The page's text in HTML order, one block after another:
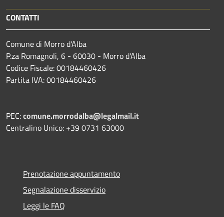
CONTATTI
Comune di Morro d'Alba
P.za Romagnoli, 6 - 60030 - Morro d'Alba
Codice Fiscale: 00184460426
Partita IVA: 00184460426
PEC:comune.morrodalba@legalmail.it
Centralino Unico: +39 0731 63000
Prenotazione appuntamento
Segnalazione disservizio
Leggi le FAQ